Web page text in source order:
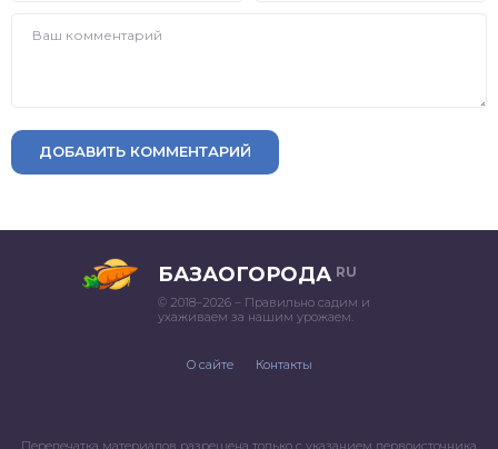
ДОБАВИТЬ КОММЕНТАРИЙ
БАЗАОГОРОДА RU
© 2018–2026 – Правильно садим и
ухаживаем за нашим урожаем.
О сайте Контакты
Перепечатка материалов разрешена только с указанием первоисточника